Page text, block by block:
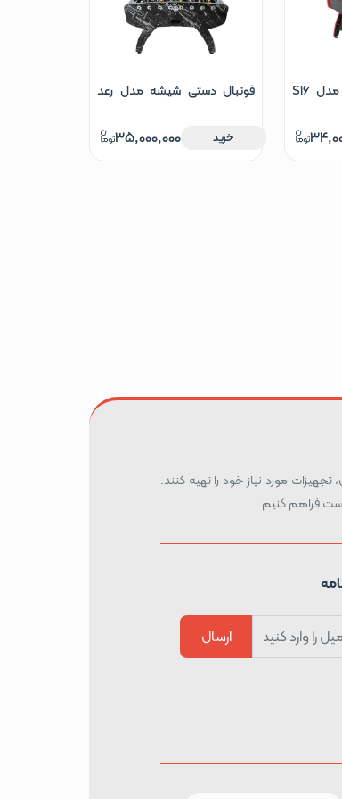
فوتبال دستی فایربال مدل S16
فوتبال دستی شیشه مدل رعد
خرید 35,000,000
مورد نیاز خود را تهیه کنند.
فراهم کنیم.
ارسال